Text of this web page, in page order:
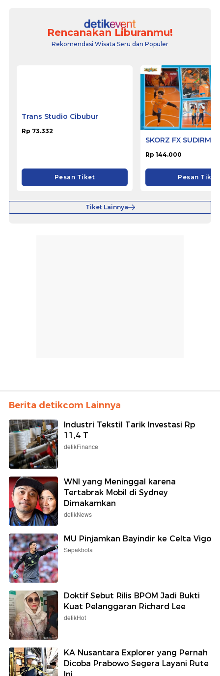
Rencanakan Liburanmu!
Rekomendasi Wisata Seru dan Populer
Pesan Tiket
SKORZ FX
Rp 144.000
Pesan Tiket
Tiket Lainnya
Berita detikcom Lainnya
Industri Tekstil Tarik Investasi Rp
11,4 T
detikFinance
WNI yang Meninggal karena
Tertabrak Mobil di Sydney
Dimakamkan
detikNews
MU Pinjamkan Bayindir ke Celta Vigo
Sepakbola
Doktif Sebut Rilis BPOM Jadi Bukti
Kuat Pelanggaran Richard Lee
detikHot
KA Nusantara Explorer yang Pernah
Dicoba Prabowo Segera Layani Rute